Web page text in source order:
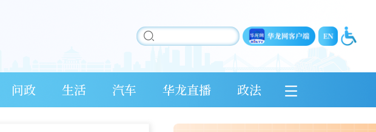
问政 生活 汽车 华龙直播 政法